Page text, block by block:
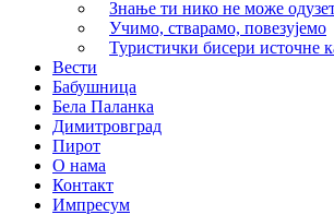
Знање ти нико не може
Учимо, стварамо, повезујемо
Туристички бисери источне
Вести
Бабушница
Бела Паланка
Димитровград
Пирот
О нама
Контакт
Импресум